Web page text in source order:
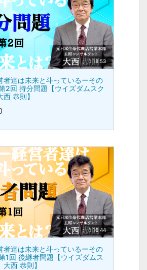
1:18:53
者達は未来と斗っているーその
2回 持分問題【ウイズダムスク
恭則】
1:16:44
者達は未来と斗っているーその
1回 後継者問題【ウイズダムス
西 恭則】